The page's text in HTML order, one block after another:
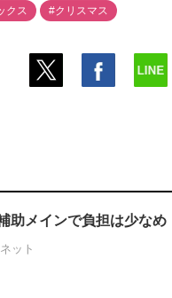
クス #クリスマス
助メインで負担は少なめ
ット